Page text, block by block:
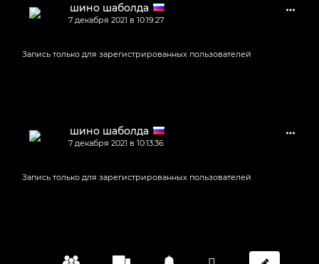
шино шаболда
7 декабря 2021 в 10:19:27
Запись только для зарегистрированных пользователей
шино шаболда
7 декабря 2021 в 10:13:36
Запись только для зарегистрированных пользователей
шино шаболда